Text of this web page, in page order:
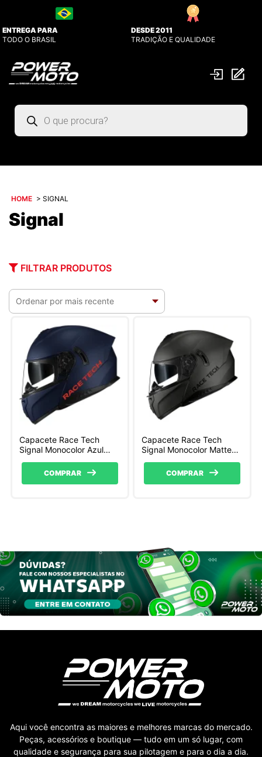
ENTREGA PARA
TODO O BRASIL
DESDE 2011
TRADIÇÃO E QUALIDADE
Pesquisar
produtos
HOME > SIGNAL
Signal
FILTRAR PRODUTOS
Capacete Race Tech
Signal Monocolor Azul
COMPRAR
Capacete Race Tech
Signal Monocolor Matte
COMPRAR
Aqui você encontra as maiores e melhores marcas do mercado.
Peças, acessórios e boutique — tudo em um só lugar, com
qualidade e segurança para sua pilotagem e para o dia a dia.